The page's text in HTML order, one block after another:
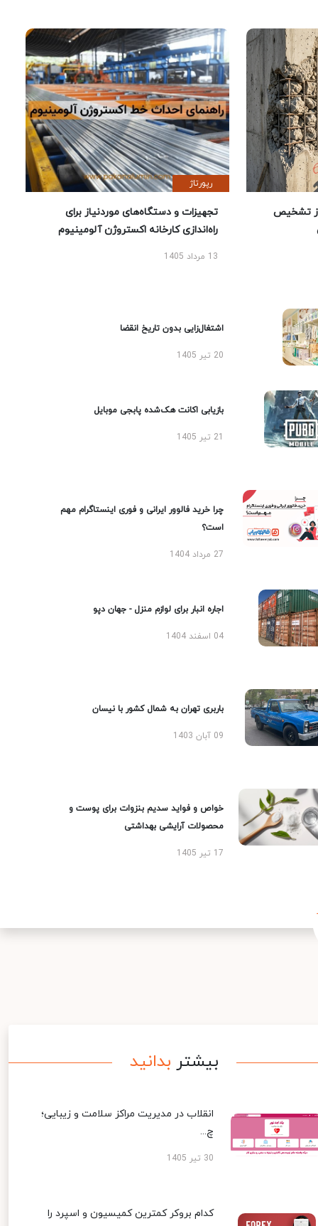
تشخیص
رپورتاژ
تجهیزات و دستگاه‌های موردنیاز برای
راه‌اندازی کارخانه اکستروژن آلومینیوم
13 مرداد 1405
اشتغال‌زایی بدون تاریخ انقضا
20 تیر 1405
بازیابی اکانت هک‌شده پابجی موبایل
چرا خرید فالوور ایرانی و فوری اینستاگرام مهم
است؟
27 مرداد 1404
اجاره انبار برای لوازم منزل - جهان دپو
04 اسفند 1404
باربری تهران به شمال کشور با نیسان
09 آبان 1403
خواص و فواید سدیم بنزوات برای پوست و
محصولات آرایشی بهداشتی
17 تیر 1405
بیشتر بدانید
انقلاب در مدیریت مراکز سلامت و زیبایی؛
چ...
30 تیر 1405
کدام بروکر کمترین کمیسیون و اسپرد را